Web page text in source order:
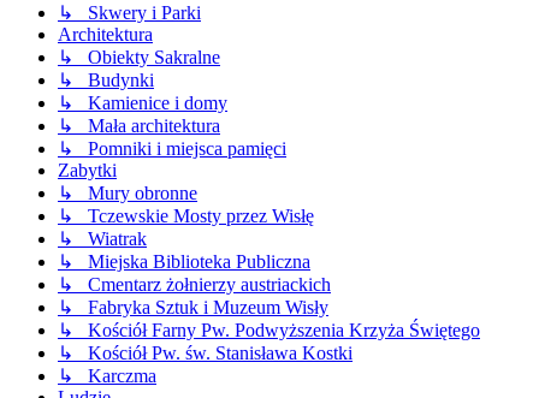
↳ Skwery i Parki
Architektura
↳ Obiekty Sakralne
↳ Budynki
↳ Kamienice i domy
↳ Mała architektura
↳ Pomniki i miejsca pamięci
Zabytki
↳ Mury obronne
↳ Tczewskie Mosty przez Wisłę
↳ Wiatrak
↳ Miejska Biblioteka Publiczna
↳ Cmentarz żołnierzy austriackich
↳ Fabryka Sztuk i Muzeum Wisły
↳ Kościół Farny Pw. Podwyższenia Krzyża Świętego
↳ Kościół Pw. św. Stanisława Kostki
↳ Karczma